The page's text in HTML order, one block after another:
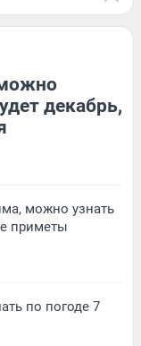
декабрь,
можно узнать
приметы
по погоде 7